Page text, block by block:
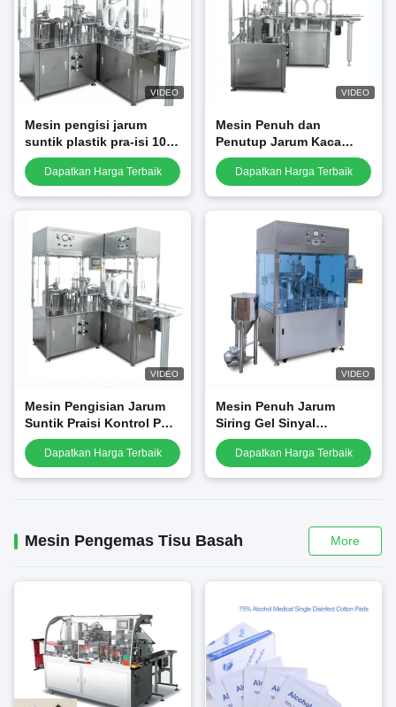
VIDEO
Mesin pengisi jarum
suntik plastik pra-isi 10
ml mesin jarum suntik
pra-pengisian
Dapatkan Harga Terbaik
VIDEO
Mesin Penuh dan
Penutup Jarum Kaca
Plastik Sering Medis
Berkecepatan Tinggi
Dapatkan Harga Terbaik
VIDEO
Mesin Pengisian Jarum
Suntik Praisi Kontrol PLC
untuk Operasi Otomatis
Dapatkan Harga Terbaik
VIDEO
Mesin Penuh Jarum
Siring Gel Sinyal
Veterinary Prefilled
Prefilled 1ml
Dapatkan Harga Terbaik
Mesin Pengemas Tisu Basah More